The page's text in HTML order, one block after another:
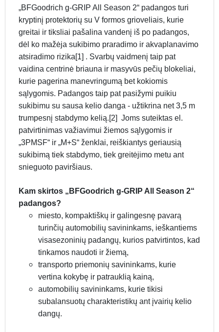
„BFGoodrich g-GRIP All Season 2“ padangos turi
kryptinį protektorių su V formos grioveliais, kurie
greitai ir tiksliai pašalina vandenį iš po padangos,
dėl ko mažėja sukibimo praradimo ir akvaplanavimo
atsiradimo rizika[1] . Svarbų vaidmenį taip pat
vaidina centrinė briauna ir masyvūs pečių blokeliai,
kurie pagerina manevringumą bet kokiomis
sąlygomis. Padangos taip pat pasižymi puikiu
sukibimu su sausa kelio danga - užtikrina net 3,5 m
trumpesnį stabdymo kelią.[2] Joms suteiktas el.
patvirtinimas važiavimui žiemos sąlygomis ir
„3PMSF“ ir „M+S“ ženklai, reiškiantys geriausią
sukibimą tiek stabdymo, tiek greitėjimo metu ant
snieguoto paviršiaus.
Kam skirtos „BFGoodrich g-GRIP All Season 2“
padangos?
miesto, kompaktiškų ir galingesnę pavarą
turinčių automobilių savininkams, ieškantiems
visasezoninių padangų, kurios patvirtintos, kad
tinkamos naudoti ir žiemą,
transporto priemonių savininkams, kurie
vertina kokybę ir patrauklią kainą,
automobilių savininkams, kurie tikisi
subalansuotų charakteristikų ant įvairių kelio
dangų.